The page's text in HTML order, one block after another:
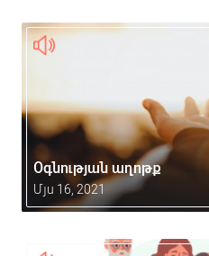
Օգնության աղոթք
Մյս 16, 2021